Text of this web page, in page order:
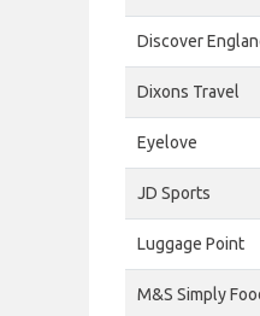
Discover
Dixons Travel
Eyelove
JD Sports
Luggage Point
M&S Simply